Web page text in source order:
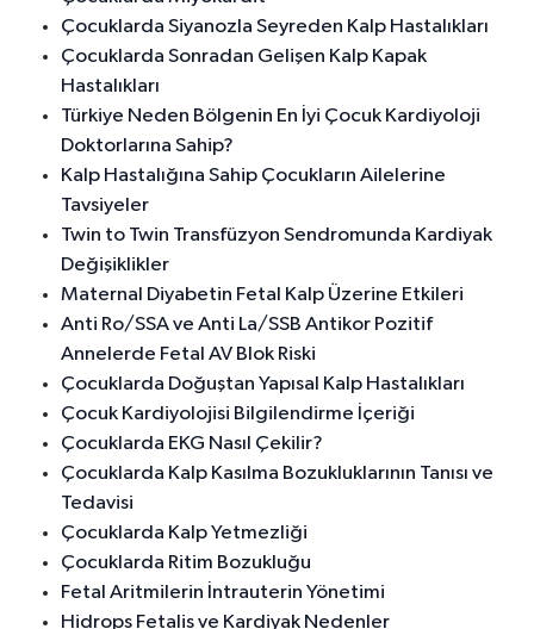
Çocuklarda Siyanozla Seyreden Kalp Hastalıkları
Çocuklarda Sonradan Gelişen Kalp Kapak
Hastalıkları
Türkiye Neden Bölgenin En İyi Çocuk Kardiyoloji
Doktorlarına Sahip?
Kalp Hastalığına Sahip Çocukların Ailelerine
Tavsiyeler
Twin to Twin Transfüzyon Sendromunda Kardiyak
Değişiklikler
Maternal Diyabetin Fetal Kalp Üzerine Etkileri
Anti Ro/SSA ve Anti La/SSB Antikor Pozitif
Annelerde Fetal AV Blok Riski
Çocuklarda Doğuştan Yapısal Kalp Hastalıkları
Çocuk Kardiyolojisi Bilgilendirme İçeriği
Çocuklarda EKG Nasıl Çekilir?
Çocuklarda Kalp Kasılma Bozukluklarının Tanısı ve
Tedavisi
Çocuklarda Kalp Yetmezliği
Çocuklarda Ritim Bozukluğu
Fetal Aritmilerin İntrauterin Yönetimi
Hidrops Fetalis ve Kardiyak Nedenler